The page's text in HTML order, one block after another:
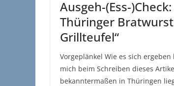
Ausgeh-(Ess-
Thüringer
Grillteufel“
Vorgeplänkel Wie es sich
mich beim Schreiben dieses
bekanntermaßen in Thüringen